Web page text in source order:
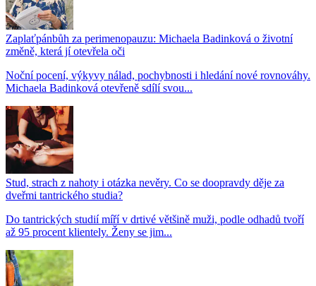
Zaplaťpánbůh za perimenopauzu: Michaela Badinková o životní
změně, která jí otevřela oči
Noční pocení, výkyvy nálad, pochybnosti i hledání nové rovnováhy.
Michaela Badinková otevřeně sdílí svou...
Stud, strach z nahoty i otázka nevěry. Co se doopravdy děje za
dveřmi tantrického studia?
Do tantrických studií míří v drtivé většině muži, podle odhadů tvoří
až 95 procent klientely. Ženy se jim...